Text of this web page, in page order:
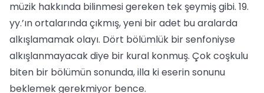
müzik hakkında bilinmesi gereken tek şeymiş gibi. 19.
yy.’ın ortalarında çıkmış, yeni bir adet bu aralarda
alkışlamamak olayı. Dört bölümlük bir senfoniyse
alkışlanmayacak diye bir kural konmuş. Çok coşkulu
biten bir bölümün sonunda, illa ki eserin sonunu
beklemek gerekmiyor bence.